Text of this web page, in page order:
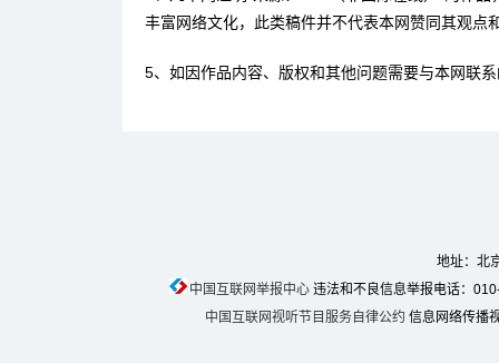
丰富网络文化，此类稿件并不代表本网赞同其观点
5、如因作品内容、版权和其他问题需要与本网联
地址：北
中国互联网举报中心违法和不良信息举报电话：
中国互联网视听节目服务自律公约 信息网络传播